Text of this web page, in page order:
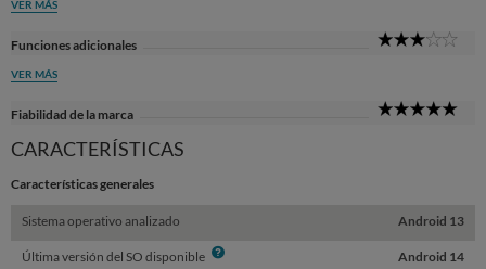
VER MÁS
Funciones adicionales
VER MÁS
Fiabilidad de la marca
CARACTERÍSTICAS
Características generales
Sistema operativo analizado Android 13
Última versión del SO disponible Info Android 14